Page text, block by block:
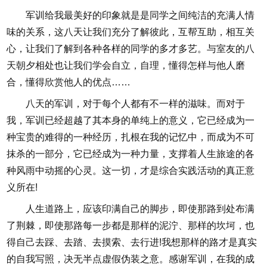
军训给我最美好的印象就是是同学之间纯洁的充满人情
味的关系，这八天让我们充分了解彼此，互帮互助，相互关
心，让我们了解到各种各样的同学的多才多艺。与室友的八
天朝夕相处也让我们学会自立，自理，懂得怎样与他人磨
合，懂得欣赏他人的优点……
八天的军训，对于每个人都有不一样的滋味。而对于
我，军训已经超越了其本身的单纯上的意义，它已经成为一
种宝贵的难得的一种经历，扎根在我的记忆中，而成为不可
抹杀的一部分，它已经成为一种力量，支撑着人生旅途的各
种风雨中动摇的心灵。这一切，才是综合实践活动的真正意
义所在!
人生道路上，应该印满自己的脚步，即使那路到处布满
了荆棘，即使那路每一步都是那样的泥泞、那样的坎坷，也
得自己去踩、去踏、去摸索、去行进!我想那样的路才是真实
的自我写照，决无半点虚假伪装之意。感谢军训，在我的成